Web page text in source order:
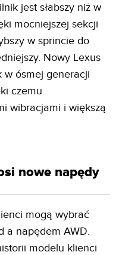
jest słabszy niż w
mocniejszej sekcji
w sprincie do
Nowy Lexus
w ósmej generacji
czemu
wibracjami i większą
nowe napędy
mogą wybrać
a napędem AWD.
modelu klienci